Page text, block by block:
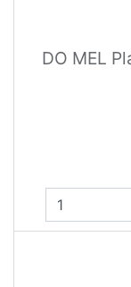
DO MEL